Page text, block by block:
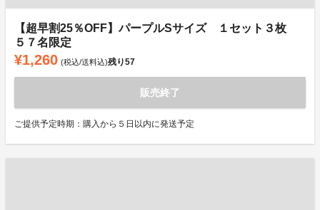
【超早割25％OFF】パープルSサイズ １セット３枚
５７名限定
¥1,260 (税込/送料込)残り57
販売終了
ご提供予定時期：購入から５日以内に発送予定